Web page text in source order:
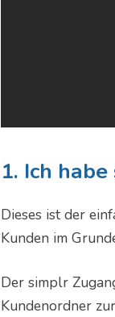
1. Ich
Dieses ist der
Kunden im
Der simplr
Kundenordner